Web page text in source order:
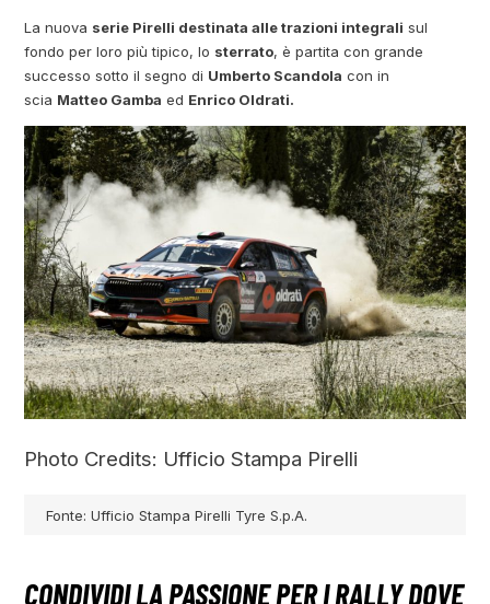
La nuova serie Pirelli destinata alle trazioni integrali sul
fondo per loro più tipico, lo sterrato, è partita con grande
successo sotto il segno di Umberto Scandola con in
scia Matteo Gamba ed Enrico Oldrati.
Photo Credits: Ufficio Stampa Pirelli
Fonte: Ufficio Stampa Pirelli Tyre S.p.A.